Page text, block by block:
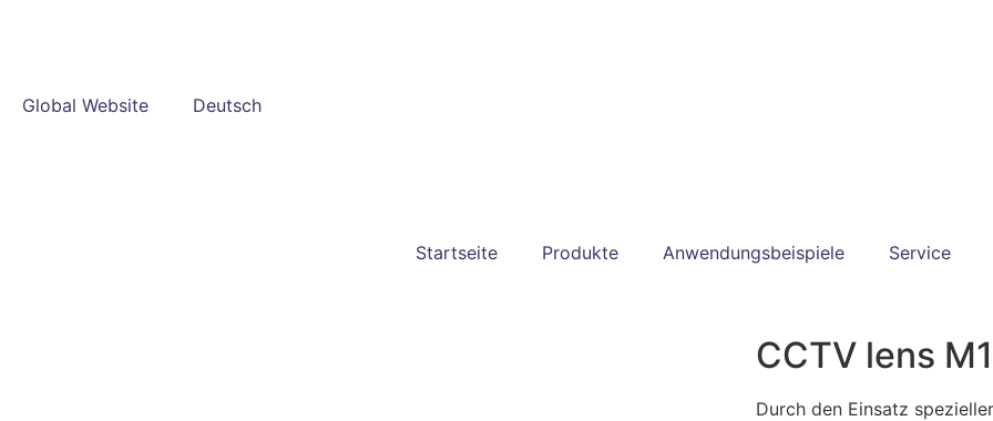
Global Website Deutsch
Startseite Produkte Anwendungsbeispiele Service
CCTV lens
Durch den Einsatz